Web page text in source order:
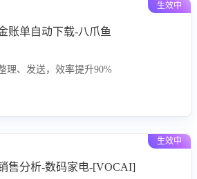
生效中
账单自动下载-八爪鱼
理、发送，效率提升90%
生效中
售分析-数码家电-[VOCAI]